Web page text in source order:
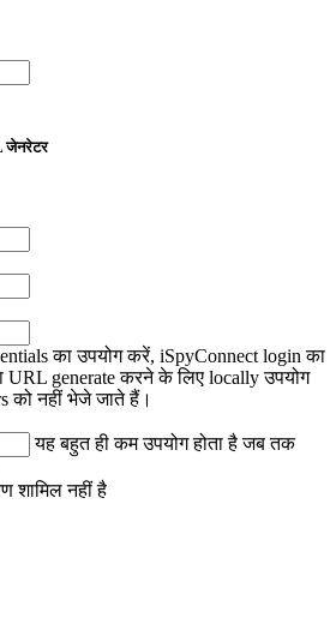
जेनरेटर
का उपयोग करें, iSpyConnect login का
generate करने के लिए locally उपयोग
को नहीं भेजे जाते हैं।
यह बहुत ही कम उपयोग होता है जब तक
शामिल नहीं है